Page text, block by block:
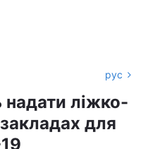
рус
надати ліжко-
для